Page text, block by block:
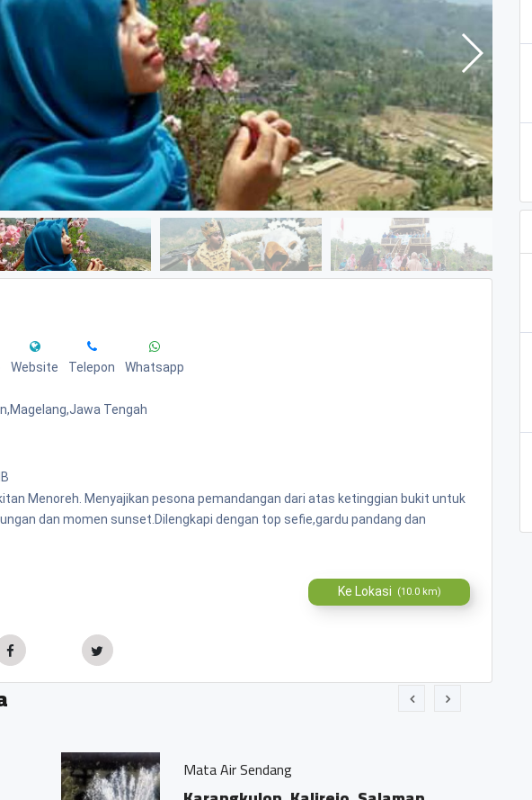
Website Telepon Whatsapp
Tengah
Menoreh. Menyajikan pesona pemandangan dari atas ketinggian bukit untuk
dan momen sunset.Dilengkapi dengan top sefie,gardu pandang dan
Ke Lokasi (10.0 km)
Sendang